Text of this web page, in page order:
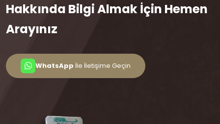
Hakkında Bilgi Almak İçin Hemen
Arayınız
WhatsApp İle İletişime Geçin